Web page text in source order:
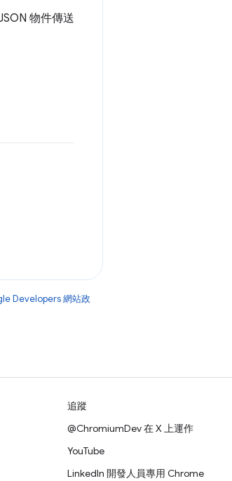
物件傳送
Developers 網站政
追蹤
@ChromiumDev 在 X 上運作
YouTube
LinkedIn 開發人員專用 Chrome